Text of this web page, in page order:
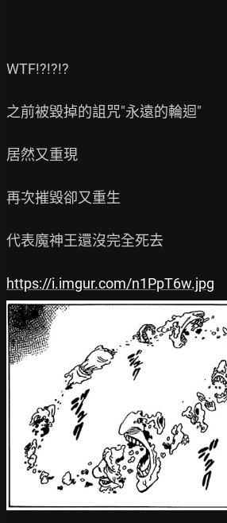
WTF!?!?!?
之前被毀掉的詛咒"永遠的輪迴"
居然又重現
再次摧毀卻又重生
代表魔神王還沒完全死去
https://i.imgur.com/n1PpT6w.jpg